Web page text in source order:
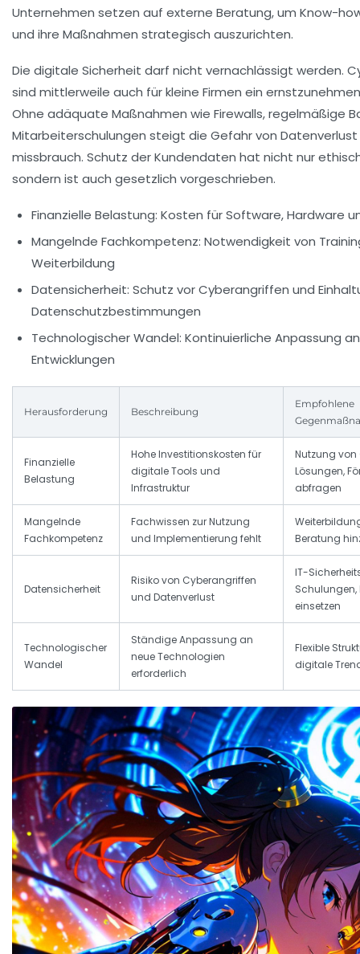
Unternehmen setzen auf externe Beratung, um Know-
und ihre Maßnahmen strategisch auszurichten.
Die digitale Sicherheit darf nicht vernachlässigt werden.
sind mittlerweile auch für kleine Firmen ein
Ohne adäquate Maßnahmen wie Firewalls, regelmäßige
Mitarbeiterschulungen steigt die Gefahr von
missbrauch. Schutz der Kundendaten hat nicht nur
sondern ist auch gesetzlich vorgeschrieben.
Finanzielle Belastung: Kosten für Software, Hardware
Mangelnde Fachkompetenz: Notwendigkeit von
Weiterbildung
Datensicherheit: Schutz vor Cyberangriffen und
Datenschutzbestimmungen
Technologischer Wandel: Kontinuierliche Anpassung
Entwicklungen
Herausforderung Beschreibung
Empfohlene
Finanzielle
Belastung
Hohe Investitionskosten für
digitale Tools und
Infrastruktur
Nutzung
Lösungen,
abfragen
Mangelnde
Fachkompetenz
Fachwissen zur Nutzung
und Implementierung fehlt
Beratung
Datensicherheit
Risiko von Cyberangriffen
und Datenverlust
IT-
Schulungen,
einsetzen
Technologischer
Wandel
Ständige Anpassung an
neue Technologien
erforderlich
Flexible
digitale